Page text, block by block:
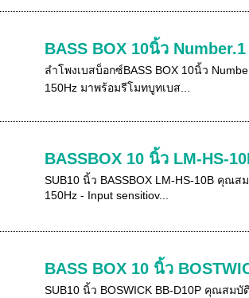
BASS BOX 10นิ้ว
ลำโพงเบสบ็อกซ์BASS BOX 10นิ้ว
150Hz มาพร้อมรีโมทบูทเบส...
BASSBOX 10 นิ้ว LM-HS-
SUB10 นิ้ว BASSBOX LM-HS-10B คุณส
150Hz - Input sensitiov...
BASS BOX 10 นิ้ว
SUB10 นิ้ว BOSWICK BB-D10P คุณสมบั